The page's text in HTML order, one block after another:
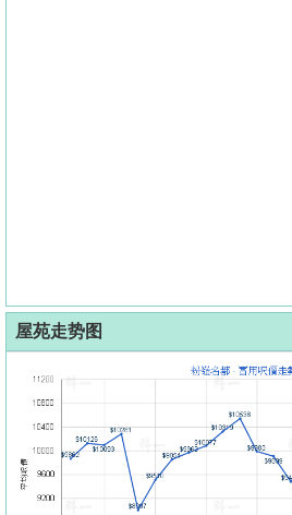
屋苑走势图